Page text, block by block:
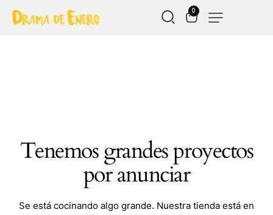
0
Tenemos grandes proyectos
por anunciar
Se está cocinando algo grande. Nuestra tienda está en